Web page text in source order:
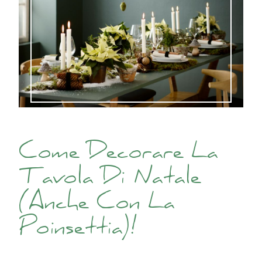
Come Decorare La
Tavola Di Natale
(Anche Con La
Poinsettia)!